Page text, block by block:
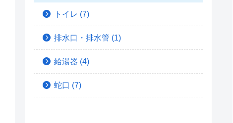
トイレ (7)
排水口・排水管 (1)
給湯器 (4)
蛇口 (7)